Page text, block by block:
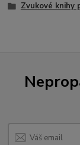
Zvukové knihy